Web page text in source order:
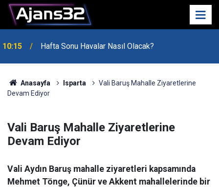
10:15 Hafta Sonu Havalar Nasıl Olacak?
Anasayfa Isparta
Vali Baruş Mahalle Ziyaretlerine
Devam Ediyor
Vali Baruş Mahalle Ziyaretlerine
Devam Ediyor
Vali Aydın Baruş mahalle ziyaretleri kapsamında
Mehmet Tönge, Çünür ve Akkent mahallelerinde bir